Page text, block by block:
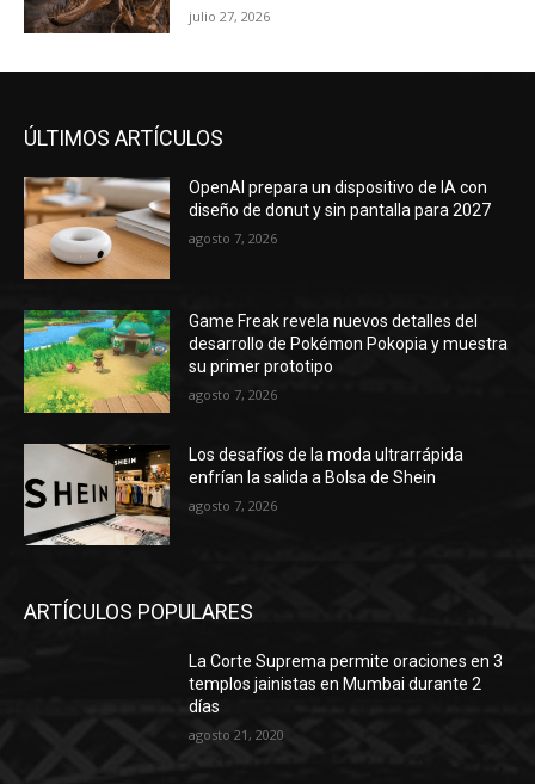
julio 27, 2026
ÚLTIMOS ARTÍCULOS
OpenAI prepara un dispositivo de IA con
diseño de donut y sin pantalla para 2027
agosto 7, 2026
Game Freak revela nuevos detalles del
desarrollo de Pokémon Pokopia y muestra
su primer prototipo
agosto 7, 2026
Los desafíos de la moda ultrarrápida
enfrían la salida a Bolsa de Shein
agosto 7, 2026
ARTÍCULOS POPULARES
La Corte Suprema permite oraciones en 3
templos jainistas en Mumbai durante 2
días
agosto 21, 2020